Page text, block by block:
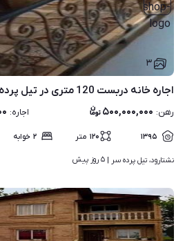
۳
اجاره خانه دربست 120 متری در تیل پرده سر
رهن: ۵۰۰,۰۰۰,۰۰۰ اجاره:
۱۳۹۵ ۱۲۰ متر ۲ خوابه
نشتارود، تیل پرده سر | ۵ روز پیش